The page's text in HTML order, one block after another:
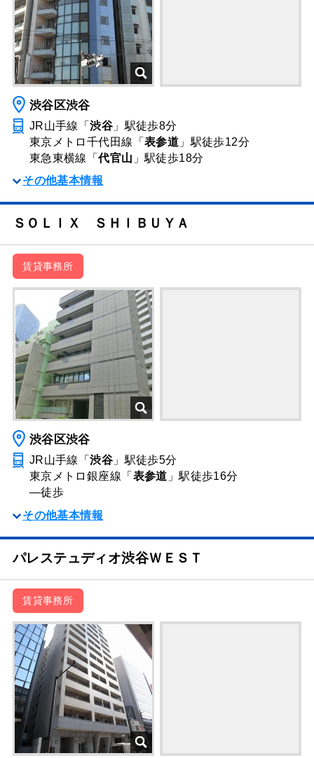
渋谷区渋谷
JR山手線「渋谷 」駅徒歩8分
東京メトロ千代田線「 表参道 」駅徒歩12分
東急東横線「代官山 」駅徒歩18分
その他基本情報
ＳＯＬＩＸ ＳＨＩＢＵＹＡ
賃貸事務所
渋谷区渋谷
JR山手線「渋谷 」駅徒歩5分
東京メトロ銀座線「 表参道 」駅徒歩16分
―徒歩
その他基本情報
パレステュディオ渋谷ＷＥＳＴ
賃貸事務所